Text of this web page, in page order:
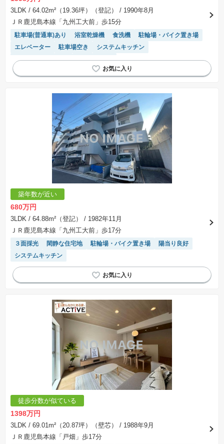
3LDK / 64.02m²（19.36坪）（登記）
/ 1990年8月
ＪＲ鹿児島本線「九州工大前」歩15分
駐車場(普通車)あり 浴室乾燥機 食洗機
駐輪場・バイク置き場
エレベーター
駐車場空き
システムキッチン
リフォーム済み物件
温水洗浄便座
築年数が近い
680万円
3LDK / 64.88m²（登記）
/ 1982年11月
ＪＲ鹿児島本線「九州工大前」歩17分
３面採光 閑静な住宅地 駐輪場・バイク置き場
陽当り良好
システムキッチン
徒歩分数が似ている
1398万円
3LDK / 69.01m²（20.87坪）（壁芯）
/ 1988年9月
ＪＲ鹿児島本線「戸畑」歩17分